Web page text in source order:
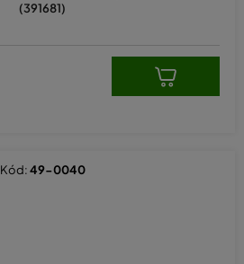
(391681)
Kód:49-0040